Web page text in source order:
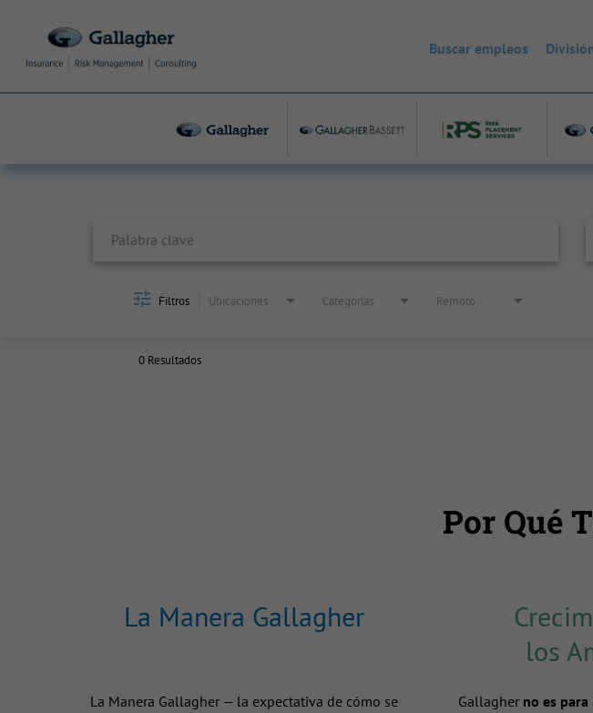
Buscar empleos
Filtros Ubicaciones Categorías Remoto
0 Resultados
Por Qué
La Manera Gallagher
La Manera Gallagher — la expectativa de cómo se
los
Gallagher no es